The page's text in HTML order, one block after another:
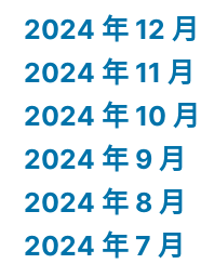
2024 年 12 月
2024 年 11 月
2024 年 10 月
2024 年 9 月
2024 年 8 月
2024 年 7 月